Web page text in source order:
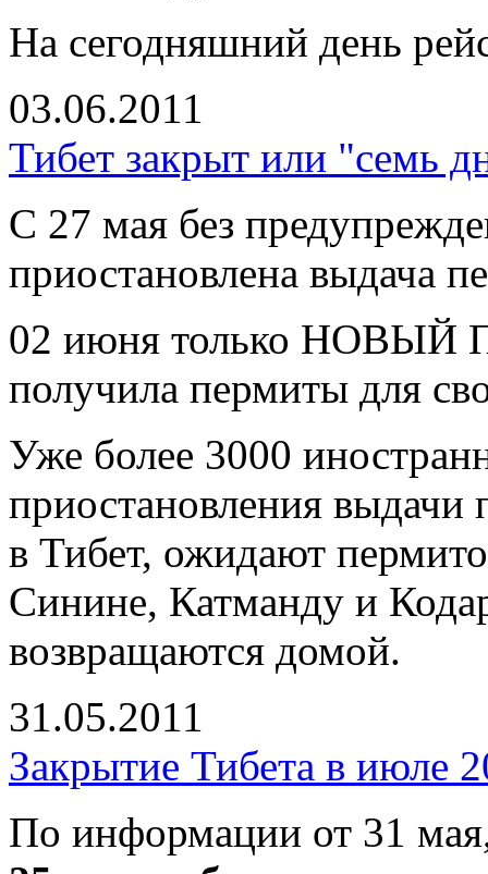
На сегодняшний день
03.06.2011
Тибет закрыт или "семь
С 27 мая без
приостановлена выдача
02 июня только НОВЫЙ
получила пермиты для
Уже более 3000
приостановления выдачи
в Тибет, ожидают
Синине, Катманду и
возвращаются домой.
31.05.2011
Закрытие Тибета в июле
По информации от 31